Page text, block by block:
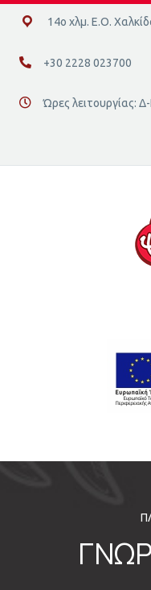
14ο χλμ. Ε.Ο. Χαλκίδας –
14ο χλμ. Ε.Ο.
+30 2228 023700
+30 2228 023700
Διεύθυνση οδός 16,
Ώρες λειτουργίας: